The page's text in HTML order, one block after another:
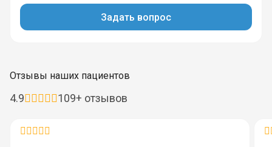
Задать вопрос
Отзывы наших пациентов
4.9 109+ отзывов